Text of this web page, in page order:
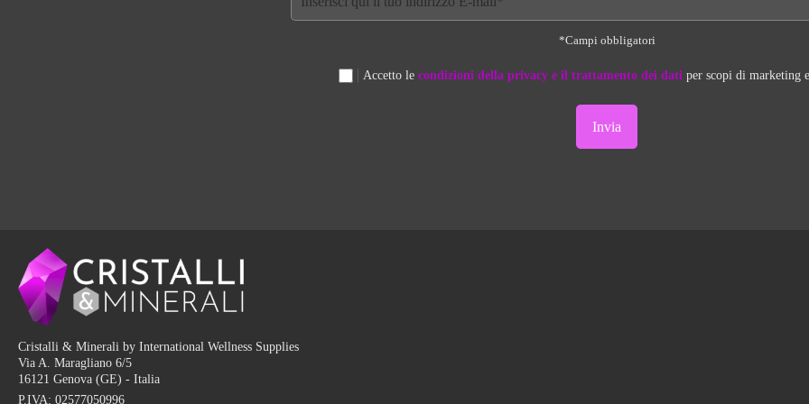
*Campi obbligatori
Accetto le condizioni della privacy e il trattamento dei dati per scopi di marketing
Cristalli & Minerali by International Wellness Supplies
Via A. Maragliano 6/5
16121 Genova (GE) - Italia
P.IVA: 02577050996